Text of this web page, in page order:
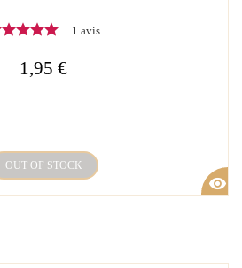
1 avis
1,95 €
OUT OF STOCK
visibility